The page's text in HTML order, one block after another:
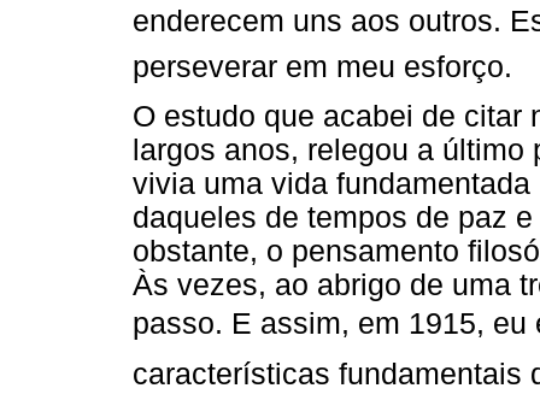
enderecem uns aos outros.
perseverar em meu esforço.
O estudo que acabei de citar
largos anos, relegou a
vivia uma vida
daqueles de tempos de paz
obstante, o pensamento
Às vezes, ao abrigo de uma
passo. E assim, em 1915, eu
características fundamentais